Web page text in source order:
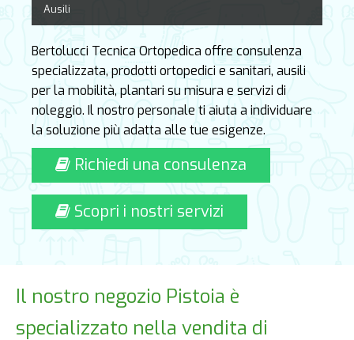
Ausili
Bertolucci Tecnica Ortopedica offre consulenza
specializzata, prodotti ortopedici e sanitari, ausili
per la mobilità, plantari su misura e servizi di
noleggio. Il nostro personale ti aiuta a individuare
la soluzione più adatta alle tue esigenze.
Richiedi una consulenza
Scopri i nostri servizi
Il nostro negozio Pistoia è
specializzato nella vendita di